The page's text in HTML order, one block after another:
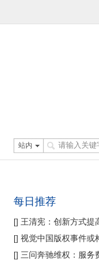
站内
每日推荐
[] 王清宪：创新方式提
性协同性
[] 视觉中国版权事件或
痛
[] 三问奔驰维权：服务